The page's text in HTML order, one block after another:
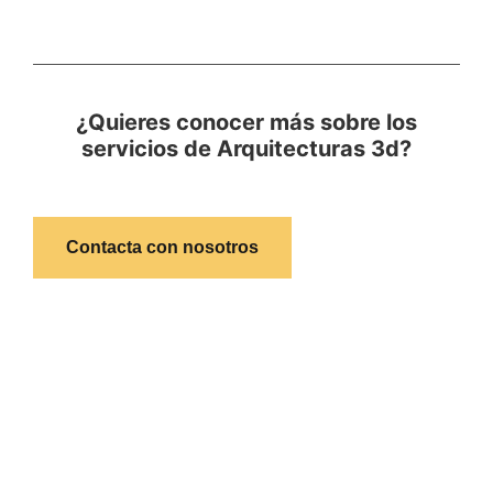
¿Quieres conocer más sobre los
servicios de Arquitecturas 3d?
Contacta con nosotros